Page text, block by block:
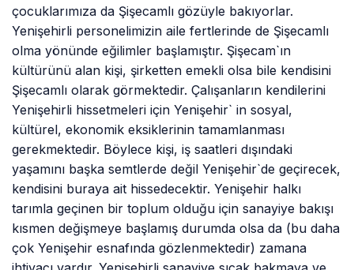
çocuklarımıza da Şişecamlı gözüyle bakıyorlar.
Yenişehirli personelimizin aile fertlerinde de Şişecamlı
olma yönünde eğilimler başlamıştır. Şişecam`ın
kültürünü alan kişi, şirketten emekli olsa bile kendisini
Şişecamlı olarak görmektedir. Çalışanların kendilerini
Yenişehirli hissetmeleri için Yenişehir` in sosyal,
kültürel, ekonomik eksiklerinin tamamlanması
gerekmektedir. Böylece kişi, iş saatleri dışındaki
yaşamını başka semtlerde değil Yenişehir`de geçirecek,
kendisini buraya ait hissedecektir. Yenişehir halkı
tarımla geçinen bir toplum olduğu için sanayiye bakışı
kısmen değişmeye başlamış durumda olsa da (bu daha
çok Yenişehir esnafında gözlenmektedir) zamana